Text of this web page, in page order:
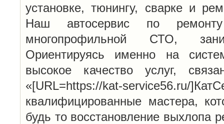
установке, тюнингу, сварке и
Наш автосервис по
многопрофильной СТО,
Ориентируясь именно на
высокое качество услуг,
«[URL=https://kat-service56.ru/
квалифицированные мастера,
будь то восстановление выхлопа